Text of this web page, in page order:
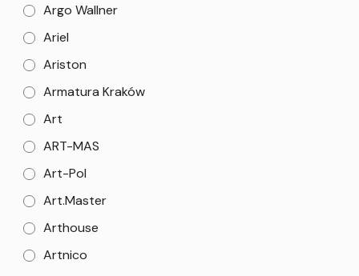
Argo Wallner
Ariel
Ariston
Armatura Kraków
Art
ART-MAS
Art-Pol
Art.Master
Arthouse
Artnico